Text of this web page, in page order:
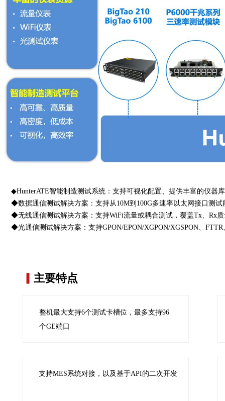
主要特点
整机最大支持6个测试卡槽位，最多支持96
个GE端口
支持MES系统对接，以及基于API的二次开发
◆HunterATE智能制造测试系统：支持可视化配置、提供丰富的仪器
◆数据通信测试解决方案：支持从10M到100G多速率以太网接口测试
◆无线通信测试解决方案：支持WiFi流量或耦合测试，覆盖Tx、Rx
◆光通信测试解决方案：支持GPON/EPON/XGPON/XGSPON、